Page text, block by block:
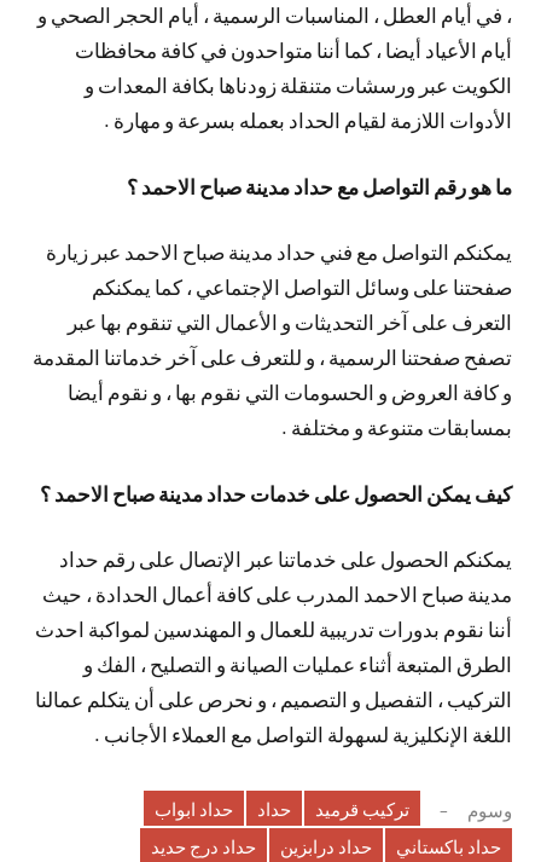
، في أيام العطل ، المناسبات الرسمية ، أيام الحجر الصحي و
أيام الأعياد أيضا ، كما أننا متواحدون في كافة محافظات
الكويت عبر ورسشات متنقلة زودناها بكافة المعدات و
الأدوات اللازمة لقيام الحداد بعمله بسرعة و مهارة .
ما هو رقم التواصل مع حداد مدينة صباح الاحمد ؟
يمكنكم التواصل مع فني حداد مدينة صباح الاحمد عبر زيارة
صفحتنا على وسائل التواصل الإجتماعي ، كما يمكنكم
التعرف على آخر التحديثات و الأعمال التي تنقوم بها عبر
تصفح صفحتنا الرسمية ، و للتعرف على آخر خدماتنا المقدمة
و كافة العروض و الحسومات التي نقوم بها ، و نقوم أيضا
بمسابقات متنوعة و مختلفة .
كيف يمكن الحصول على خدمات حداد مدينة صباح الاحمد ؟
يمكنكم الحصول على خدماتنا عبر الإتصال على رقم حداد
مدينة صباح الاحمد المدرب على كافة أعمال الحدادة ، حيث
أننا نقوم بدورات تدريبية للعمال و المهندسين لمواكبة احدث
الطرق المتبعة أثناء عمليات الصيانة و التصليح ، الفك و
التركيب ، التفصيل و التصميم ، و نحرص على أن يتكلم عمالنا
اللغة الإنكليزية لسهولة التواصل مع العملاء الأجانب .
وسوم تركيب قرميد حداد
حداد ابواب
حداد باكستاني
حداد درابزين
حداد درج حديد